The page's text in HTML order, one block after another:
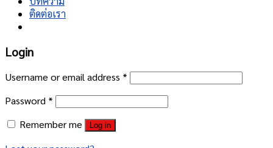
ติดต่อเรา
Login
Username or email address *
Password *
Remember me
Log in